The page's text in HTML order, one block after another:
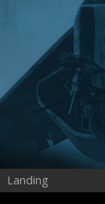
Landing